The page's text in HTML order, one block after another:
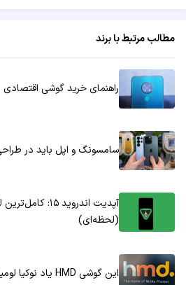
مطالب مرتبط با برند
راهنمای خرید گوشی اقتصادی
سامسونگ و اپل باید در طراحی
آپدیت اندروید
(لحظه‌ای)
این گوشی HMD یاد نوکیا لومیا ۹۲۰ را زنده می‌کند!